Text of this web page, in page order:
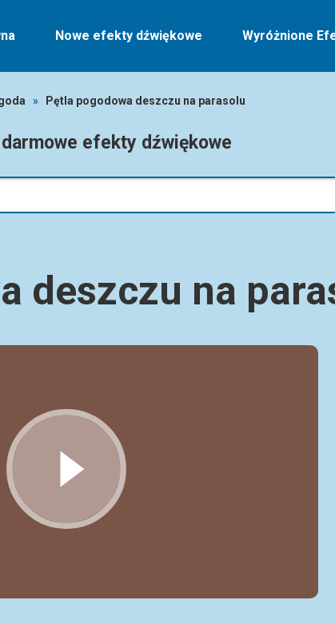
Nowe efekty dźwiękowe Wyróżnione
» Pętla pogodowa deszczu na parasolu
efekty dźwiękowe
deszczu na